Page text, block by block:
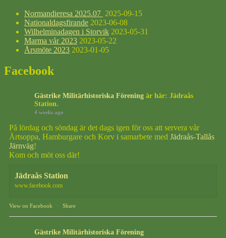
Normandieresa 2025.07 2025-09-15
Nationaldagsfirande 2023-06-08
Wilhelminadagen i Storvik 2023-05-31
Marma vår 2023 2023-05-22
Årsmöte 2023 2023-01-05
Facebook
Gästrike Militärhistoriska Förening är här: Jädraås
Station.
4 weeks ago
På lördag och söndag är det dags igen för oss att servera vår
Ärtsoppa, Hamburgare och Korv i samarbete med Jädraås-Tallås
Järnväg!
Kom och möt oss där!
Jädraås Station
www.facebook.com
View on Facebook · Share
Gästrike Militärhistoriska Förening